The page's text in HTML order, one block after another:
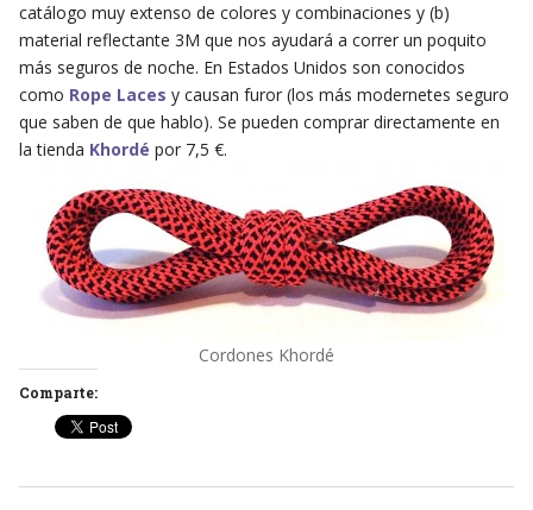
catálogo muy extenso de colores y combinaciones y (b)
material reflectante 3M que nos ayudará a correr un poquito
más seguros de noche. En Estados Unidos son conocidos
como Rope Laces y causan furor (los más modernetes seguro
que saben de que hablo). Se pueden comprar directamente en
la tienda Khordé por 7,5 €.
Cordones Khordé
Comparte: